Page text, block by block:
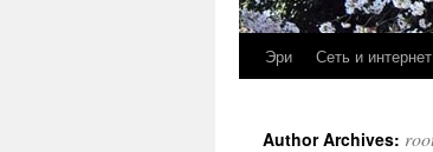
Эри Сеть и интернет
Author Archives: